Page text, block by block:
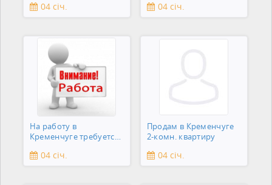
04 січ. 04 січ.
На работу в
Кременчуге требуется
04 січ.
Продам в Кременчуге
2-комн. квартиру
04 січ.